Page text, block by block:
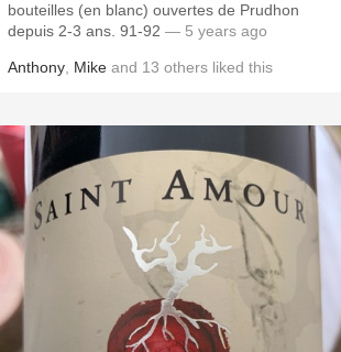
bouteilles (en blanc) ouvertes de Prudhon
depuis 2-3 ans. 91-92 — 5 years ago
Anthony Mike and 13 others liked this